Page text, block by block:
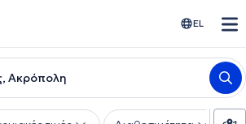
EL
Ακρόπολη